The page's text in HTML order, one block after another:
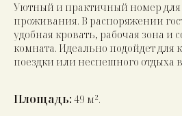
Уютный и практичный номер для
проживания. В распоряжении
удобная кровать, рабочая зона и
комната. Идеально подойдет для
поездки или неспешного отдыха
Площадь: 49 м².